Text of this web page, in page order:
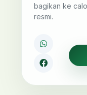
bagikan ke
resmi.